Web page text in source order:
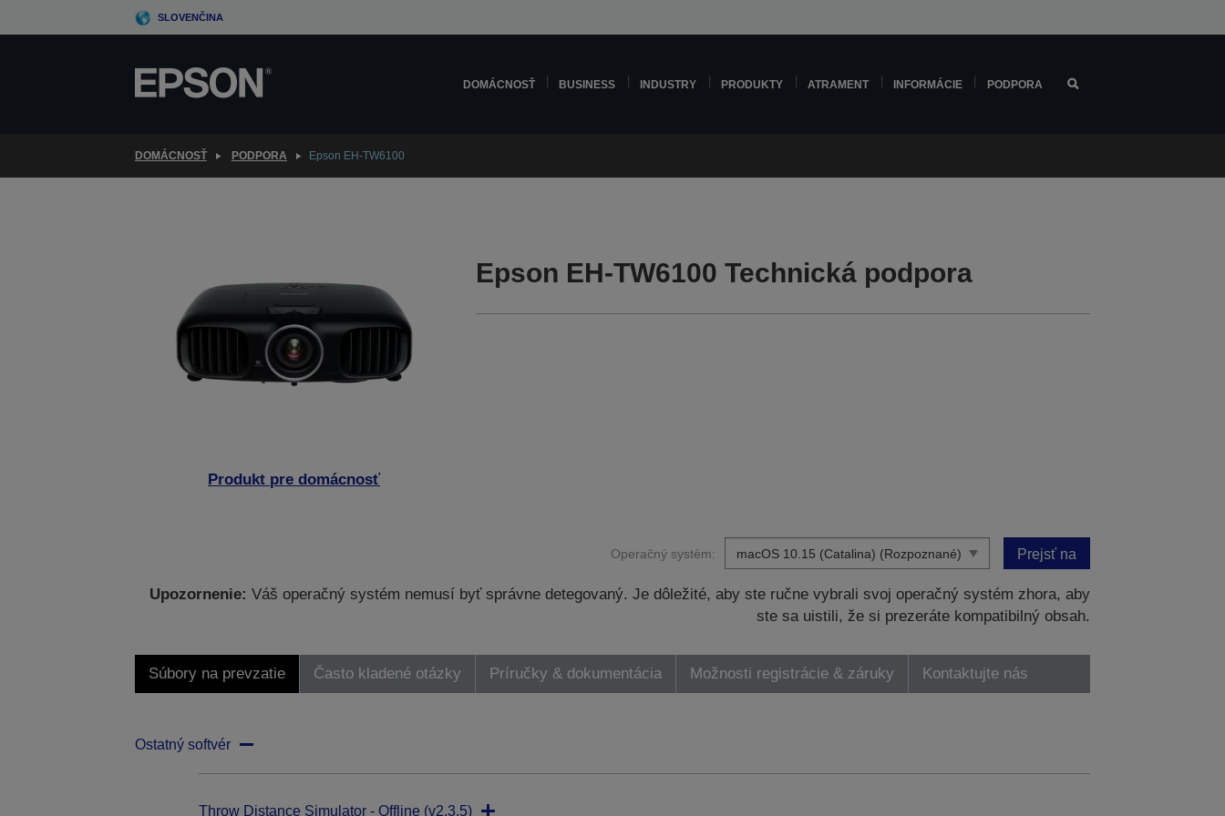
to
SLOVENČINA
DOMÁCNOSŤ BUSINESS INDUSTRY PRODUKTY ATRAMENT INFORMÁCIE PODPORA
DOMÁCNOSŤ PODPORA Epson EH-TW6100
Produkt pre domácnosť
Epson EH-TW6100 Technická podpora
Operačný systém: Prejsť na
Upozornenie: Váš operačný systém nemusí byť správne detegovaný. Je dôležité, aby ste ručne vybrali svoj operačný systém zhora, aby
ste sa uistili, že si prezeráte kompatibilný obsah.
Súbory na prevzatie Často kladené otázky Príručky & dokumentácia Možnosti registrácie & záruky Kontaktujte nás
Ostatný softvér
Throw Distance Simulator - Offline (v2.3.5)